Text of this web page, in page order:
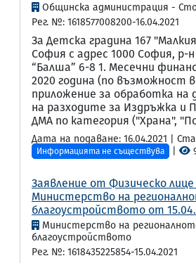
Общинска администрация -
Рег. №: 1618577008200-16.04.2021
За Детска градина 167
София с адрес 1000 София, р-н
“Балша” 6-8 1. Месечни
2020 година (по възможност в
приложение за обработка на
на разходите за Издръжка и
ДМА по категория ("Храна",
Дата на подаване: 16.04.2021 |
Информацията не съществува
Заявление от Физическо лице
Министерство на
благоустройството от
Министерство на
благоустройството
Рег. №: 1618435225854-15.04.2021